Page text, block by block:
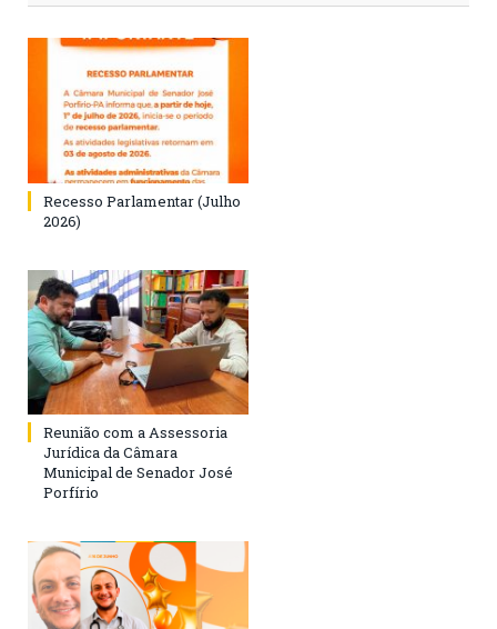
Recesso Parlamentar (Julho
2026)
Reunião com a Assessoria
Jurídica da Câmara
Municipal de Senador José
Porfírio